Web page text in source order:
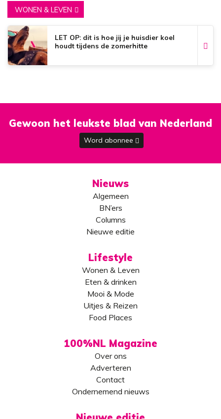
WONEN & LEVEN
LET OP: dit is hoe jij je huisdier koel
houdt tijdens de zomerhitte
Gewoon het leukste blad van Nederland
Word abonnee
Nieuws
Algemeen
BN’ers
Columns
Nieuwe editie
Lifestyle
Wonen & Leven
Eten & drinken
Mooi & Mode
Uitjes & Reizen
Food Places
100%NL Magazine
Over ons
Adverteren
Contact
Ondernemend nieuws